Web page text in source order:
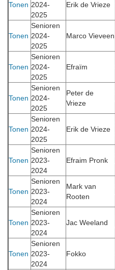
Tonen 2024-
2025
Erik de Vrieze
Tonen
Senioren
2024-
2025
Marco Vieveen
Tonen
Senioren
2024-
2025
Efraïm
Tonen
Senioren
2024-
2025
Peter de
Vrieze
Tonen
Senioren
2024-
2025
Erik de Vrieze
Tonen
Senioren
2023-
2024
Efraim Pronk
Tonen
Senioren
2023-
2024
Mark van
Rooten
Tonen
Senioren
2023-
2024
Jac Weeland
Tonen
Senioren
2023-
2024
Fokko